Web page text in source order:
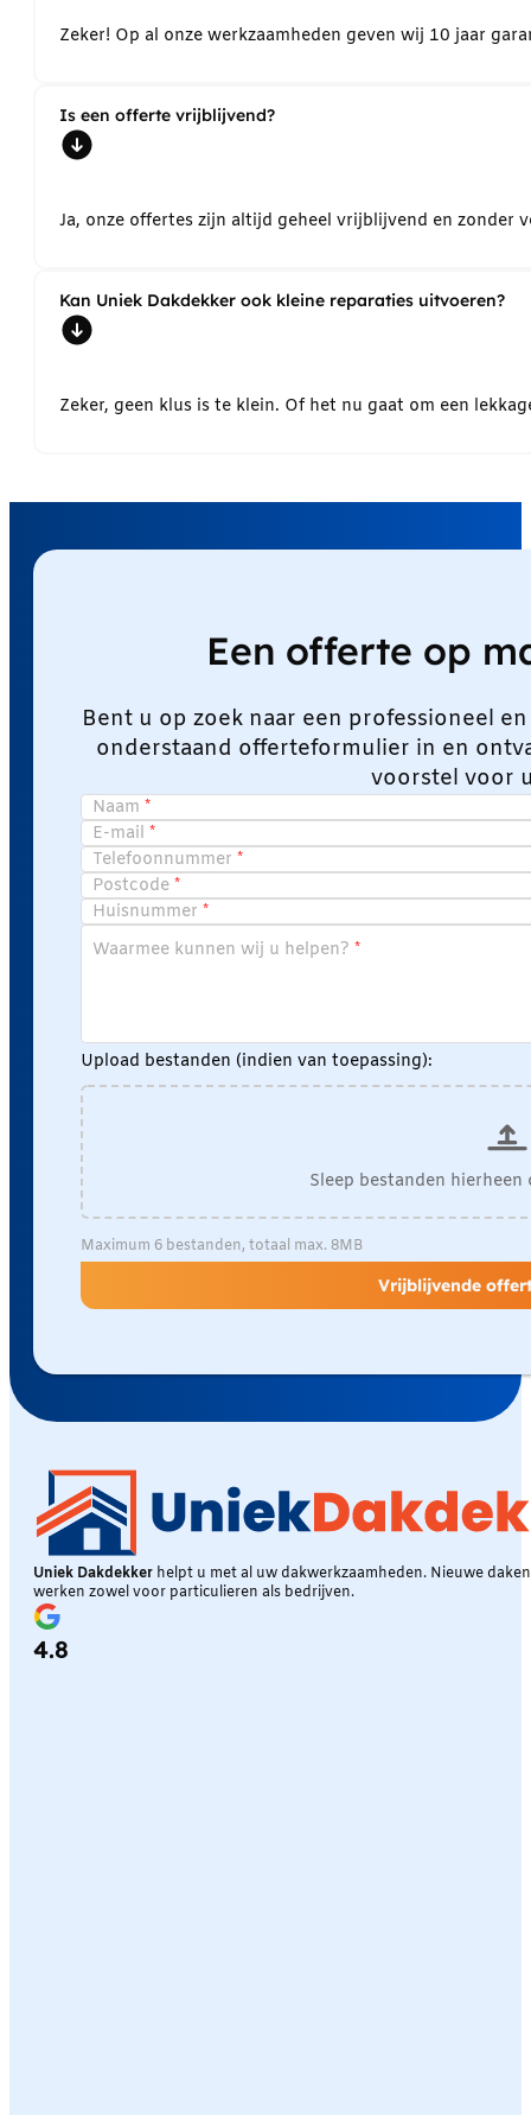
Zeker! Op al onze werkzaamheden geven wij 10 jaar
Is een offerte vrijblijvend?
Ja, onze offertes zijn altijd geheel vrijblijvend en
Kan Uniek Dakdekker ook kleine reparaties uitvoeren?
Zeker, geen klus is te klein. Of het nu gaat om een
Een offerte op
Bent u op zoek naar een professioneel
onderstaand offerteformulier in en
voorstel voor
Naam
E-mail
Telefoonnummer
Postcode
Huisnummer
Waarmee kunnen wij u helpen?
Upload bestanden (indien van toepassing):
Sleep bestanden
Maximum 6 bestanden, totaal max. 8MB
Vrijblijvende
Uniek Dakdekker helpt u met al uw dakwerkzaamheden. Nieuwe
werken zowel voor particulieren als bedrijven.
4.8